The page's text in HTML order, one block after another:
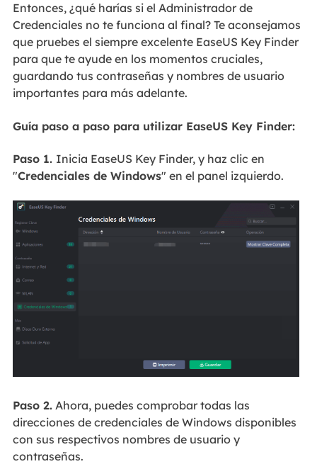
Entonces, ¿qué harías si el Administrador de
Credenciales no te funciona al final? Te aconsejamos
que pruebes el siempre excelente EaseUS Key Finder
para que te ayude en los momentos cruciales,
guardando tus contraseñas y nombres de usuario
importantes para más adelante.
Guía paso a paso para utilizar EaseUS Key Finder:
Paso 1. Inicia EaseUS Key Finder, y haz clic en
"Credenciales de Windows" en el panel izquierdo.
Paso 2.Ahora, puedes comprobar todas las
direcciones de credenciales de Windows disponibles
con sus respectivos nombres de usuario y
contraseñas.